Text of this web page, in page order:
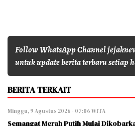
Follow WhatsApp Channel
untuk update berita terbaru setiap
BERITA TERKAIT
Minggu, 9 Agustus 2026 - 07:06 WITA
Semangat Merah Putih Mulai